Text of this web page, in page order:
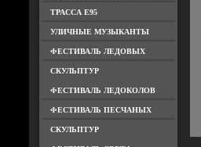
ТРАССА Е95
УЛИЧНЫЕ МУЗЫКАНТЫ
ФЕСТИВАЛЬ ЛЕДОВЫХ
СКУЛЬПТУР
ФЕСТИВАЛЬ ЛЕДОКОЛОВ
ФЕСТИВАЛЬ ПЕСЧАНЫХ
СКУЛЬПТУР